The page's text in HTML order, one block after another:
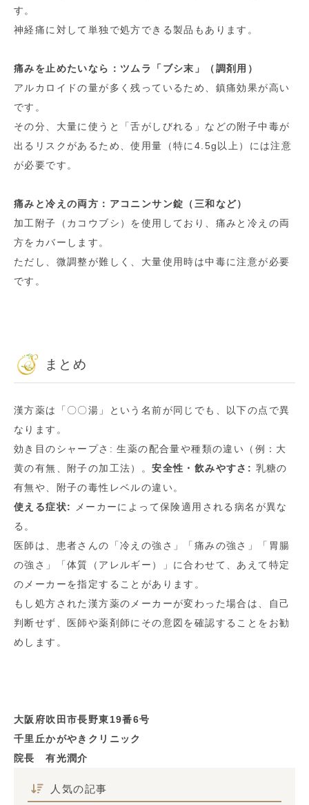
す。
神経痛に対して単独で処方できる製品もあります。
痛みを止めたいなら：ツムラ「ブシ末」（調剤用）
アルカロイドの量が多く残っているため、鎮痛効果が高い
です。
その分、大量に使うと「舌がしびれる」などの附子中毒が
出るリスクがあるため、使用量（特に4.5g以上）には注意
が必要です。
痛みと冷えの両方：アコニンサン錠（三和など）
加工附子（カコウブシ）を使用しており、痛みと冷えの両
方をカバーします。
ただし、微調整が難しく、大量使用時は中毒に注意が必要
です。
まとめ
漢方薬は「〇〇湯」という名前が同じでも、以下の点で異
なります。
効き目のシャープさ: 生薬の配合量や種類の違い（例：大
黄の有無、附子の加工法）。安全性・飲みやすさ: 乳糖の
有無や、附子の毒性レベルの違い。
使える症状:
メーカーによって保険適用される病名が異な
る。
医師は、患者さんの「冷えの強さ」「痛みの強さ」「胃腸
の強さ」「体質（アレルギー）」に合わせて、あえて特定
のメーカーを指定することがあります。
もし処方された漢方薬のメーカーが変わった場合は、自己
判断せず、医師や薬剤師にその意図を確認することをお勧
めします。
大阪府吹田市長野東19番6号
千里丘かがやきクリニック
院長 有光潤介
人気の記事